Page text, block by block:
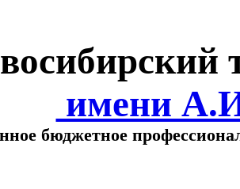
имени
бюджетное